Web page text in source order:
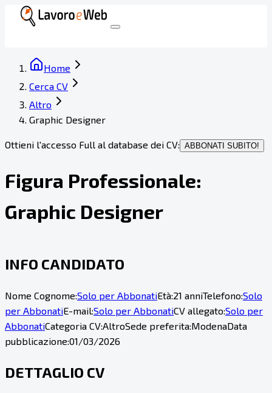
Home
Cerca CV
Altro
Graphic Designer
Ottieni l'accesso Full al database dei CV: ABBONATI SUBITO!
Figura Professionale:
Graphic Designer
INFO CANDIDATO
Nome Cognome:Solo per AbbonatiEtà:21 anniTelefono:Solo
per AbbonatiE-mail:Solo per AbbonatiCV allegato:Solo per
AbbonatiCategoria CV:AltroSede preferita:ModenaData
pubblicazione:01/03/2026
DETTAGLIO CV